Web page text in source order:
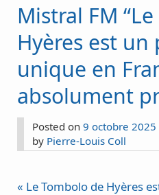
Mistral FM
Hyères est
unique en
absolument
Posted on9 octobre 2025
by Pierre-Louis Coll
« Le Tombolo de Hyères